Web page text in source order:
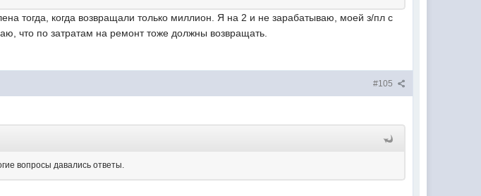
тогда, когда возвращали только миллион. Я на 2 и не зарабатываю, моей з/пл с
что по затратам на ремонт тоже должны возвращать.
#105
вопросы давались ответы.